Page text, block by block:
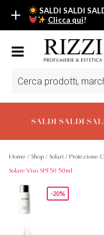
SALDI SALDI
Clicca qui!
SALDI SALDI SALDI
Fino al -50% su
Scopri tutti i prodotti in
prodotti
Home / Shop / Solari / Protezione
Solare Viso SPF50 50ml
-20%